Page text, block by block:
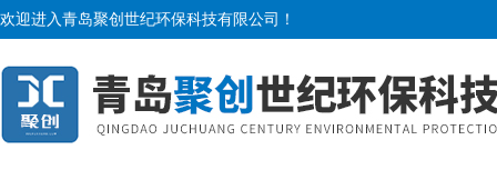
欢迎进入青岛聚创世纪环保科技有限公司！